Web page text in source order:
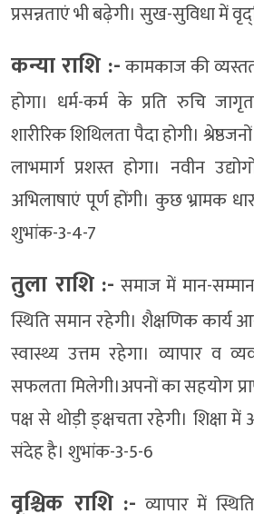
प्रसन्नताएं भी बढ़ेगी। सुख-सुविधा में
कन्या राशि :-कामकाज की
होगा। धर्म-कर्म के प्रति रुचि
शारीरिक शिथिलता पैदा होगी।
लाभमार्ग प्रशस्त होगा। नवीन
अभिलाषाएं पूर्ण होंगी। कुछ भ्रामक
शुभांक-3-4-7
तुला राशि :- समाज में मान-
स्थिति समान रहेगी। शैक्षणिक कार्य
स्वास्थ्य उत्तम रहेगा। व्यापार व
सफलता मिलेगी।अपनों का सहयोग
पक्ष से थोड़ी ङ्क्षचता रहेगी। शिक्षा
संदेह है। शुभांक-3-5-6
वृश्चिक राशि :- व्यापार में